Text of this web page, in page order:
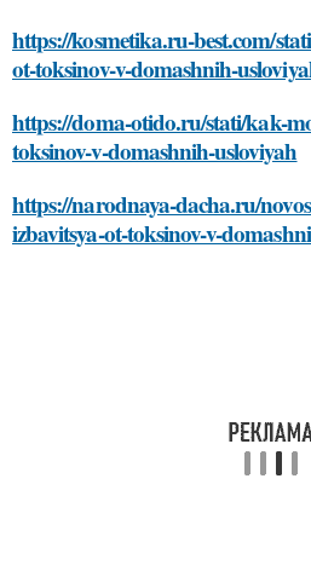
https://kosmetika.ru-best.com/
ot-toksinov-v-domashnih-
https://doma-otido.ru/stati/kak-
toksinov-v-domashnih-usloviyah
https://narodnaya-dacha.ru/
izbavitsya-ot-toksinov-v-